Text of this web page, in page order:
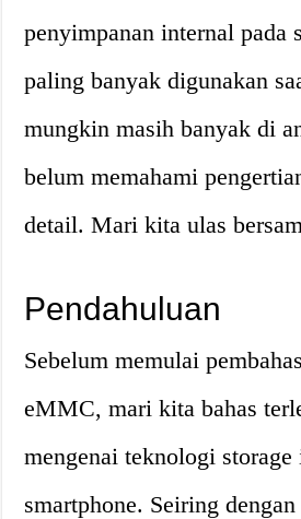
penyimpanan internal pada
paling banyak digunakan
mungkin masih banyak di
belum memahami
detail. Mari kita ulas
Pendahuluan
Sebelum memulai
eMMC, mari kita bahas
mengenai teknologi storage
smartphone. Seiring